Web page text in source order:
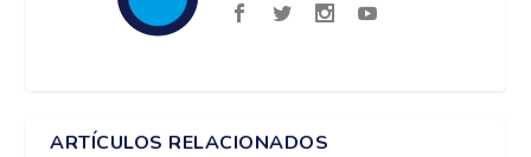
ARTÍCULOS RELACIONADOS